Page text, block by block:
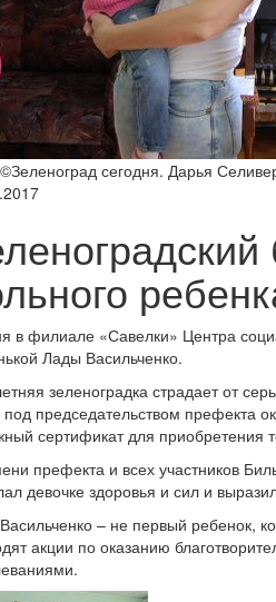
сегодня. Дарья
в филиале «Савелки» Центра
Лады Васильченко.
зеленоградка страдает от
под председательством
сертификат для приобретения
префекта и всех участников
девочке здоровья и сил и
– не первый ребенок,
акции по оказанию